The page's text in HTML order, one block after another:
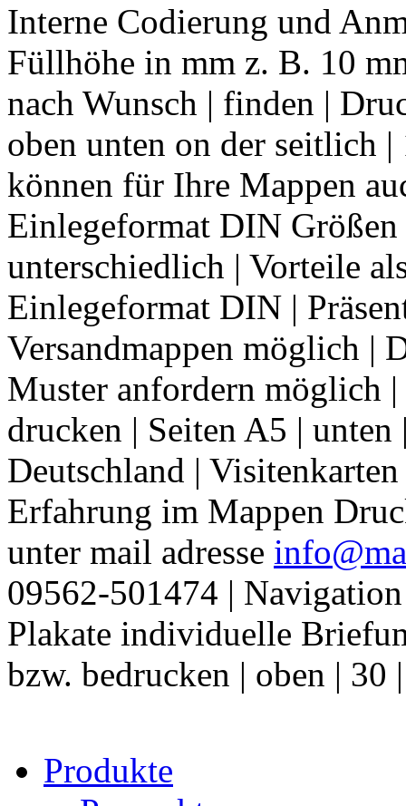
Interne Codierung und
Füllhöhe in mm z. B. 10
nach Wunsch | finden |
oben unten on der seitlich
können für Ihre Mappen
Einlegeformat DIN
unterschiedlich | Vorteile
Einlegeformat DIN |
Versandmappen möglich |
Muster anfordern möglich
drucken | Seiten A5 |
Deutschland |
Erfahrung im Mappen
unter mail adresse
09562-501474 |
Plakate individuelle
bzw. bedrucken | oben | 30
Produkte